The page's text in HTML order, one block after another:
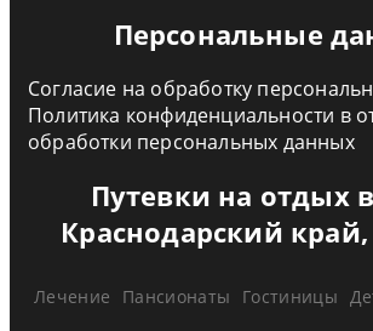
Персональные
Согласие на обработку
Политика конфиденциальности в
обработки персональных данных
Путевки на отдых
Краснодарский
Лечение Пансионаты Гостиницы